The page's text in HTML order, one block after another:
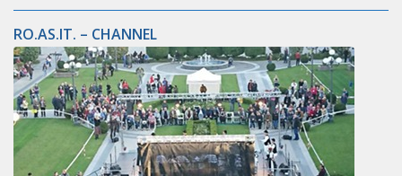
RO.AS.IT. – CHANNEL